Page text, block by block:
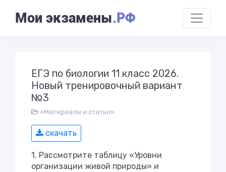
Мои экзамены.РФ
ЕГЭ по биологии 11 класс 2026.
Новый тренировочный вариант
№3
«Материалы и статьи»
скачать
1. Рассмотрите таблицу «Уровни
организации живой природы» и